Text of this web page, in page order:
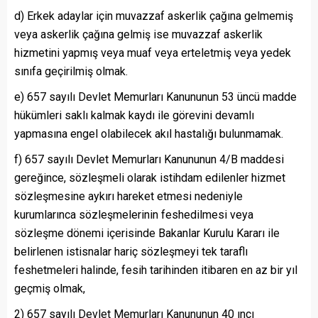
d) Erkek adaylar için muvazzaf askerlik çağına gelmemiş
veya askerlik çağına gelmiş ise muvazzaf askerlik
hizmetini yapmış veya muaf veya erteletmiş veya yedek
sınıfa geçirilmiş olmak.
e) 657 sayılı Devlet Memurları Kanununun 53 üncü madde
hükümleri saklı kalmak kaydı ile görevini devamlı
yapmasına engel olabilecek akıl hastalığı bulunmamak.
f) 657 sayılı Devlet Memurları Kanununun 4/B maddesi
gereğince, sözleşmeli olarak istihdam edilenler hizmet
sözleşmesine aykırı hareket etmesi nedeniyle
kurumlarınca sözleşmelerinin feshedilmesi veya
sözleşme dönemi içerisinde Bakanlar Kurulu Kararı ile
belirlenen istisnalar hariç sözleşmeyi tek taraflı
feshetmeleri halinde, fesih tarihinden itibaren en az bir yıl
geçmiş olmak,
2) 657 sayılı Devlet Memurları Kanununun 40 ıncı